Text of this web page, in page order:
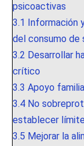
psicoactivas
3.1 Información
del consumo de
3.2 Desarrollar
crítico
3.3 Apoyo
3.4 No
establecer
3.5 Mejorar la